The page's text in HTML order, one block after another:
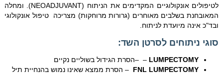
לטיפולים אונקולוגיים המקדימים את הניתוח (NEOADJUVANT). ומחלה
המאובחנת בשלבים מאוחרים (גרורות מרוחקות) מצריכה טיפול אונקולוגי
ובד"כ אינה מיועדת לניתוח.
סוגי ניתוחים לסרטן השד:
LUMPECTOMY – –הסרת הגידול בשוליים נקיים
FNL LUMPECTOMY – הסרת ממצא שאינו נמוש בהנחיית תיל